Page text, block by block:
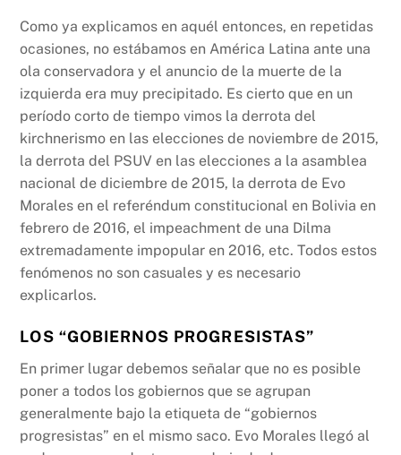
Como ya explicamos en aquél entonces, en repetidas
ocasiones, no estábamos en América Latina ante una
ola conservadora y el anuncio de la muerte de la
izquierda era muy precipitado. Es cierto que en un
período corto de tiempo vimos la derrota del
kirchnerismo en las elecciones de noviembre de 2015,
la derrota del PSUV en las elecciones a la asamblea
nacional de diciembre de 2015, la derrota de Evo
Morales en el referéndum constitucional en Bolivia en
febrero de 2016, el impeachment de una Dilma
extremadamente impopular en 2016, etc. Todos estos
fenómenos no son casuales y es necesario
explicarlos.
LOS “GOBIERNOS PROGRESISTAS”
En primer lugar debemos señalar que no es posible
poner a todos los gobiernos que se agrupan
generalmente bajo la etiqueta de “gobiernos
progresistas” en el mismo saco. Evo Morales llegó al